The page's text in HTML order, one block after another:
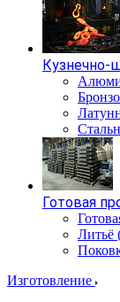
Кузнечно-
Готовая
Литьё
Изготовление